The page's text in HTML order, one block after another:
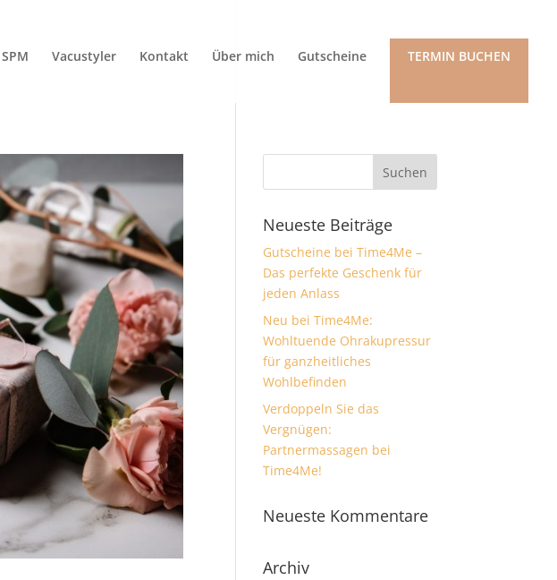
SPM Vacustyler Kontakt Über mich Gutscheine TERMIN BUCHEN
Neueste Beiträge
Gutscheine bei Time4Me –
Das perfekte Geschenk für
jeden Anlass
Neu bei Time4Me:
Wohltuende Ohrakupressur
für ganzheitliches
Wohlbefinden
Verdoppeln Sie das
Vergnügen:
Partnermassagen bei
Time4Me!
Neueste Kommentare
Archiv